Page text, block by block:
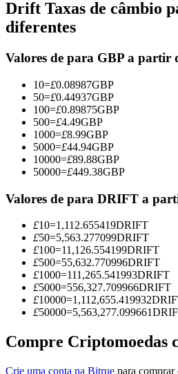
Torne-se um Trader de Cópias
Desfrute da partilha de lucros e
Informação
Drift Taxas de câmbio
diferentes
Valores de para GBP a partir
10=£0.08987GBP
50=£0.44937GBP
100=£0.89875GBP
500=£4.49GBP
1000=£8.99GBP
5000=£44.94GBP
10000=£89.88GBP
50000=£449.38GBP
Valores de para DRIFT a
£10=1,112.655419DRIFT
£50=5,563.277099DRIFT
£100=11,126.554199DRIFT
£500=55,632.770996DRIFT
£1000=111,265.541993DRIFT
£5000=556,327.709966DRIFT
£10000=1,112,655.419932
£50000=5,563,277.099661
Compre Criptomoedas
Crie uma conta na Bitrue para comprar